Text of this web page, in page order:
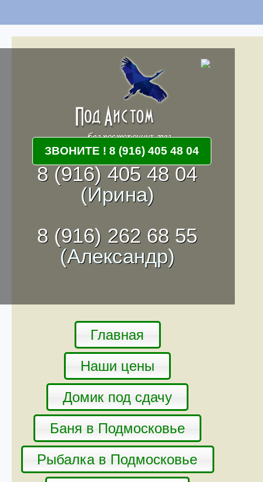
8 (916) 405 48 04
(Ирина)
8 (916) 262 68 55
(Александр)
Главная
Наши цены
Домик под сдачу
Баня в Подмосковье
Рыбалка в Подмосковье
ЗВОНИТЕ ! 8 (916) 405 48 04